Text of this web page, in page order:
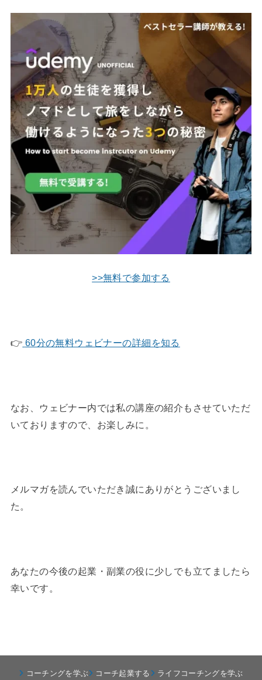
>>無料で参加する
👉 60分の無料ウェビナーの詳細を知る
なお、ウェビナー内では私の講座の紹介もさせていただ
いておりますので、お楽しみに。
メルマガを読んでいただき誠にありがとうございまし
た。
あなたの今後の起業・副業の役に少しでも立てましたら
幸いです。
コーチングを学ぶ コーチ起業する ライフコーチングを学ぶ